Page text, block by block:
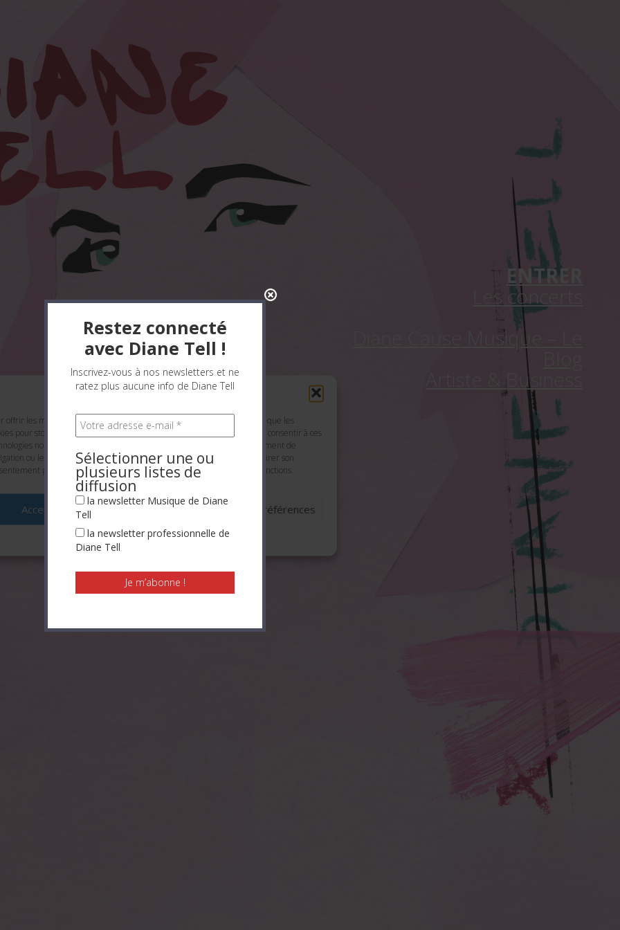
Gérer le consentement
offrir les meilleures expériences, nous utilisons des technologies telles que les
pour stocker et/ou accéder aux informations des appareils. Le fait de consentir à ces
nous permettra de traiter des données telles que le comportement de
ou les ID uniques sur ce site. Le fait de ne pas consentir ou de retirer son
peut avoir un effet négatif sur certaines caractéristiques et fonctions.
Accepter Refuser Voir les préférences
Politique de cookies
ENTRER
Les concerts
Diane Cause Musique – Le
Artiste & Business
DIANE TELL
Restez connecté
avec Diane Tell !
Inscrivez-vous à nos newsletters et ne
ratez plus aucune info de Diane Tell
Sélectionner une ou
plusieurs listes de
diffusion
la newsletter Musique de Diane
Tell
la newsletter professionnelle de
Diane Tell